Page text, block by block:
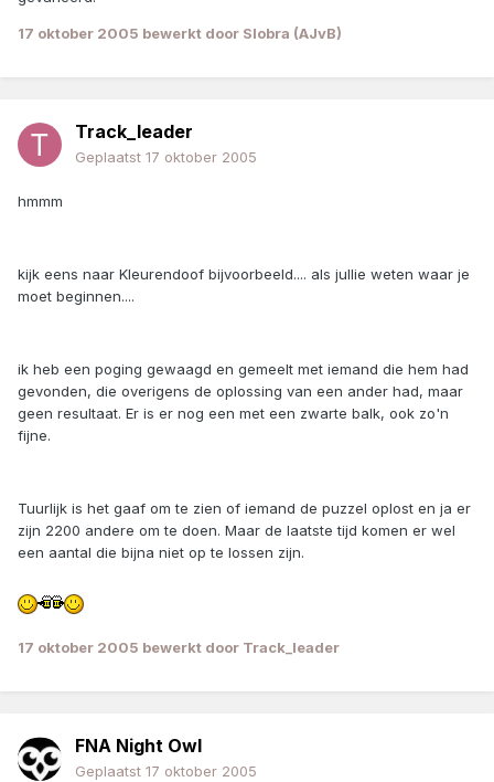
17 oktober 2005 bewerkt door Slobra (AJvB)
Track_leader
Geplaatst 17 oktober 2005
hmmm
kijk eens naar Kleurendoof bijvoorbeeld.... als jullie weten waar je
moet beginnen....
ik heb een poging gewaagd en gemeelt met iemand die hem had
gevonden, die overigens de oplossing van een ander had, maar
geen resultaat. Er is er nog een met een zwarte balk, ook zo'n
fijne.
Tuurlijk is het gaaf om te zien of iemand de puzzel oplost en ja er
zijn 2200 andere om te doen. Maar de laatste tijd komen er wel
een aantal die bijna niet op te lossen zijn.
17 oktober 2005 bewerkt door Track_leader
FNA Night Owl
Geplaatst 17 oktober 2005